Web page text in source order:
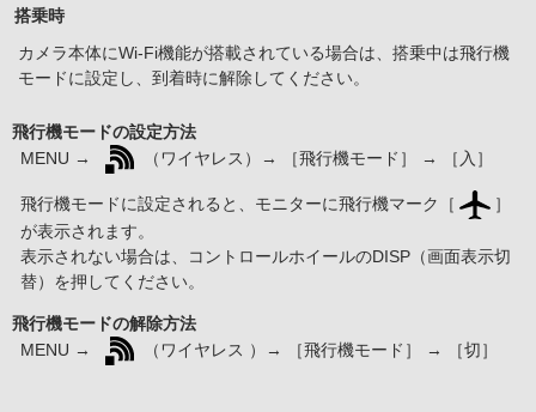
搭乗時
カメラ本体にWi-Fi機能が搭載されている場合は、搭乗中は飛行機
モードに設定し、到着時に解除してください。
飛行機モードの設定方法
MENU →
（ワイヤレス）→ ［飛行機モード］ → ［入］
飛行機モードに設定されると、モニターに飛行機マーク［
］
が表示されます。
表示されない場合は、コントロールホイールのDISP（画面表示切
替）を押してください。
飛行機モードの解除方法
MENU →
（ワイヤレス ）→ ［飛行機モード］ → ［切］